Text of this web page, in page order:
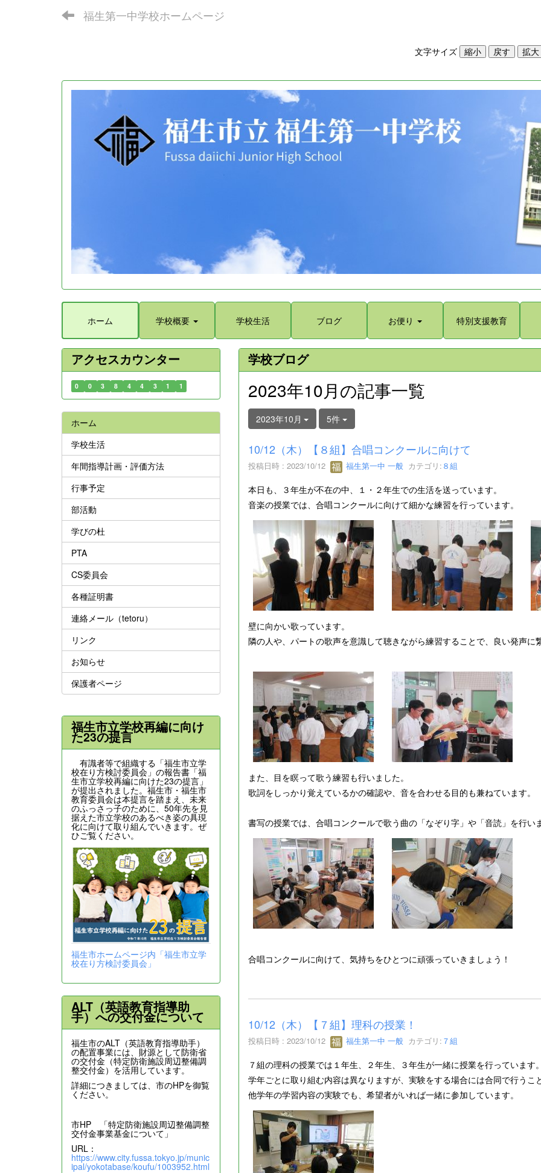
福生第一中学校ホームページ
文字サイズ
ホーム 学校概要 学校生活 ブログ お便り 特別支援教育
学校ブログ
2023年10月の記事一覧
2023年10月 5件
10/12（木）【８組】合唱コンクールに向けて
投稿日時 : 2023/10/12 福生第一中 一般 カテゴリ: ８組
本日も、３年生が不在の中、１・２年生での生活を送っています。
音楽の授業では、合唱コンクールに向けて細かな練習を行っています。
壁に向かい歌っています。
隣の人や、パートの歌声を意識して聴きながら練習することで、良い発声に
また、目を瞑って歌う練習も行いました。
歌詞をしっかり覚えているかの確認や、音を合わせる目的も兼ねています。
書写の授業では、合唱コンクールで歌う曲の「なぞり字」や「音読」を行いま
合唱コンクールに向けて、気持ちをひとつに頑張っていきましょう！
10/12（木）【７組】理科の授業！
投稿日時 : 2023/10/12 福生第一中 一般 カテゴリ: ７組
７組の理科の授業では１年生、２年生、３年生が一緒に授業を行っています。
学年ごとに取り組む内容は異なりますが、実験をする場合には合同で行うこ
他学年の学習内容の実験でも、希望者がいれば一緒に参加しています。
アクセスカウンター
0 0 3 8 4 4 3 1 1
ホーム
学校生活
年間指導計画・評価方法
行事予定
部活動
学びの杜
PTA
CS委員会
各種証明書
連絡メール（tetoru）
リンク
お知らせ
保護者ページ
福生市立学校再編に向け
た23の提言
有識者等で組織する「福生市立学
校在り方検討委員会」の報告書「福
生市立学校再編に向けた23の提言」
が提出されました。福生市・福生市
教育委員会は本提言を踏まえ、未来
のふっさっ子のために、50年先を見
据えた市立学校のあるべき姿の具現
化に向けて取り組んでいきます。ぜ
ひご覧ください。
福生市ホームページ内「福生市立学
校在り方検討委員会」
ALT（英語教育指導助
手）への交付金について
福生市のALT（英語教育指導助手）
の配置事業には、財源として防衛省
の交付金（特定防衛施設周辺整備調
整交付金）を活用しています。
詳細につきましては、市のHPを御覧
ください。
市HP 「特定防衛施設周辺整備調整
交付金事業基金について」
URL：
https://www.city.fussa.tokyo.jp/munic
ipal/yokotabase/koufu/1003952.html